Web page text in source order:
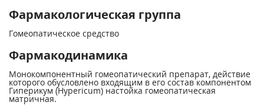
Фармакологическая группа
Гомеопатическое средство
Фармакодинамика
Монокомпонентный гомеопатический препарат, действие
которого обусловлено входящим в его состав компонентом
Гиперикум (Hypericum) настойка гомеопатическая
матричная.